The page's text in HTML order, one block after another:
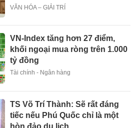
VĂN HÓA – GIẢI TRÍ
VN-Index tăng hơn 27 điểm,
khối ngoại mua ròng trên 1.000
tỷ đồng
Tài chính - Ngân hàng
TS Võ Trí Thành: Sẽ rất đáng
tiếc nếu Phú Quốc chỉ là một
hòn đảo du lịch